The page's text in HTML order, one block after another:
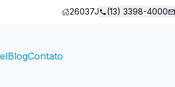
26037J (13) 3398-4000
BlogContato